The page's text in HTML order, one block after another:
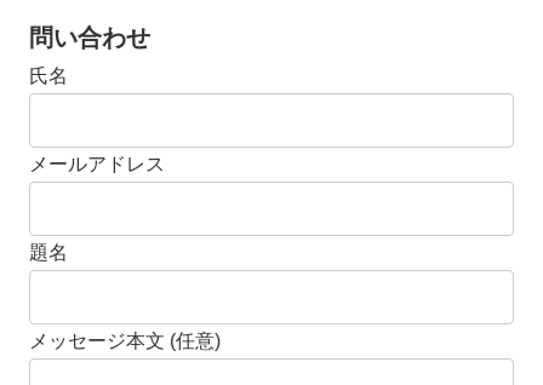
問い合わせ
氏名
メールアドレス
題名
メッセージ本文 (任意)